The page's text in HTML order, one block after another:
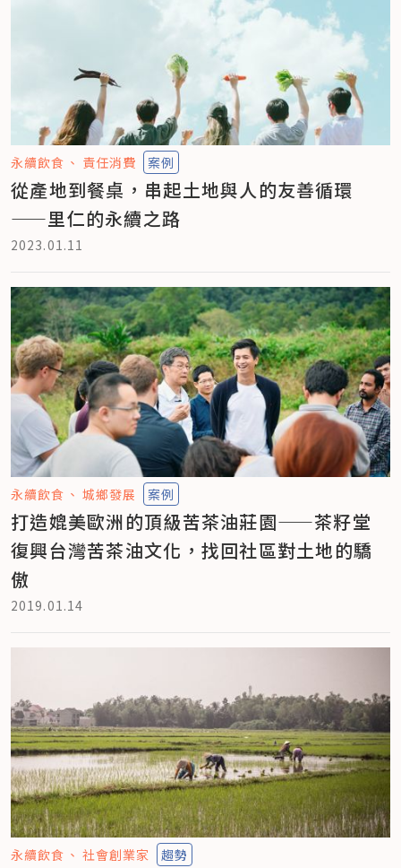
永續飲食 責任消費 案例
從產地到餐桌，串起土地與人的友善循環
——里仁的永續之路
2023.01.11
永續飲食 城鄉發展 案例
打造媲美歐洲的頂級苦茶油莊園——茶籽堂
復興台灣苦茶油文化，找回社區對土地的驕
傲
2019.01.14
永續飲食 社會創業家 趨勢